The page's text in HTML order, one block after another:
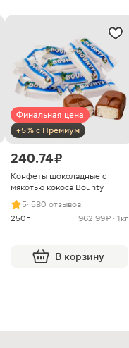
Финальная цена
+5% с Премиум
240.74 ₽
Конфеты шоколадные с
мякотью кокоса Bounty
5· 580 отзывов
250г
962.99 ₽ · 1кг
В корзину